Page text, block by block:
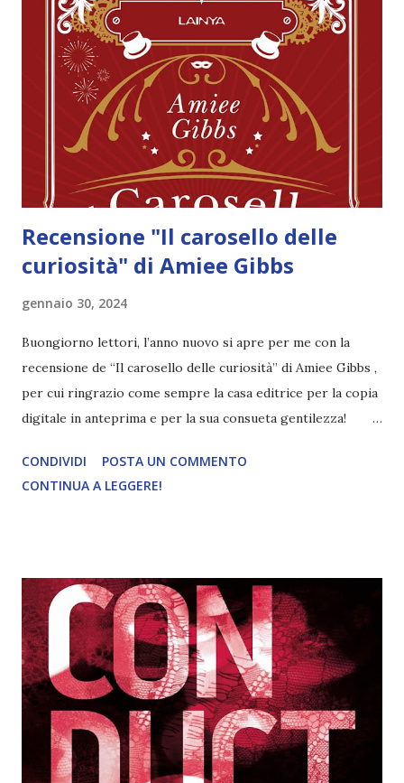
libertà. Tradita da Mida e vessata dalle menzogne, non ha
intenzione di rimanere inattiva e lasciarsi appassire. Nulla
deve distoglierla dal suo desiderio di vendetta, tanto meno
la presenza del potente Re Ravinger, che ha tutta
l'intenzione di far colpo su di lei. Ma questa volta sarà lei a
tirare le fila di tutta la vicenda, con la sola speranza che il
Recensione "Il carosello delle
curiosità" di Amiee Gibbs
gennaio 30, 2024
Buongiorno lettori, l’anno nuovo si apre per me con la
recensione de “Il carosello delle curiosità” di Amiee Gibbs ,
per cui ringrazio come sempre la casa editrice per la copia
digitale in anteprima e per la sua consueta gentilezza!
Casa editrice: Fazi editore Data di pubblicazione: 23
gennaio 2023 Pagine: 456 Traduttore: Sabina Terziani
pubblico dell’Athenaeum, un vecchio carcere trasformato in
teatro che sorge in uno dei quartieri più malfamati e poveri
di Londra. Sul palco si esibiranno l’acrobata albina, i gemelli
siamesi, la ballerina minuta e il piccolo suonatore di violino
dal corpo coperto di peli. Ma l’esibizione più attesa è
sempre quella dell’imprendibile Harlequin e del domatore di
fiamme, Lucien. All’altro capo de...
CONDIVIDI
POSTA UN COMMENTO
CONTINUA A LEGGERE!